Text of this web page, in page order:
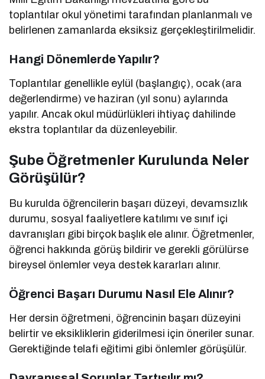
toplantılar okul yönetimi tarafından planlanmalı ve
belirlenen zamanlarda eksiksiz gerçekleştirilmelidir.
Hangi Dönemlerde Yapılır?
Toplantılar genellikle eylül (başlangıç), ocak (ara
değerlendirme) ve haziran (yıl sonu) aylarında
yapılır. Ancak okul müdürlükleri ihtiyaç dahilinde
ekstra toplantılar da düzenleyebilir.
Şube Öğretmenler Kurulunda Neler
Görüşülür?
Bu kurulda öğrencilerin başarı düzeyi, devamsızlık
durumu, sosyal faaliyetlere katılımı ve sınıf içi
davranışları gibi birçok başlık ele alınır. Öğretmenler,
öğrenci hakkında görüş bildirir ve gerekli görülürse
bireysel önlemler veya destek kararları alınır.
Öğrenci Başarı Durumu Nasıl Ele Alınır?
Her dersin öğretmeni, öğrencinin başarı düzeyini
belirtir ve eksikliklerin giderilmesi için öneriler sunar.
Gerektiğinde telafi eğitimi gibi önlemler görüşülür.